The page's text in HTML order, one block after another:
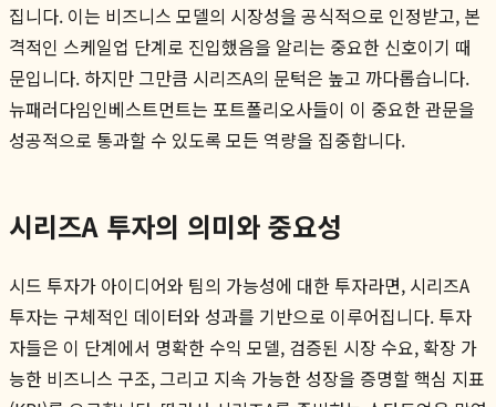
집니다. 이는 비즈니스 모델의 시장성을 공식적으로 인정받고, 본
격적인 스케일업 단계로 진입했음을 알리는 중요한 신호이기 때
문입니다. 하지만 그만큼 시리즈A의 문턱은 높고 까다롭습니다.
뉴패러다임인베스트먼트는 포트폴리오사들이 이 중요한 관문을
성공적으로 통과할 수 있도록 모든 역량을 집중합니다.
시리즈A 투자의 의미와 중요성
시드 투자가 아이디어와 팀의 가능성에 대한 투자라면, 시리즈A
투자는 구체적인 데이터와 성과를 기반으로 이루어집니다. 투자
자들은 이 단계에서 명확한 수익 모델, 검증된 시장 수요, 확장 가
능한 비즈니스 구조, 그리고 지속 가능한 성장을 증명할 핵심 지표